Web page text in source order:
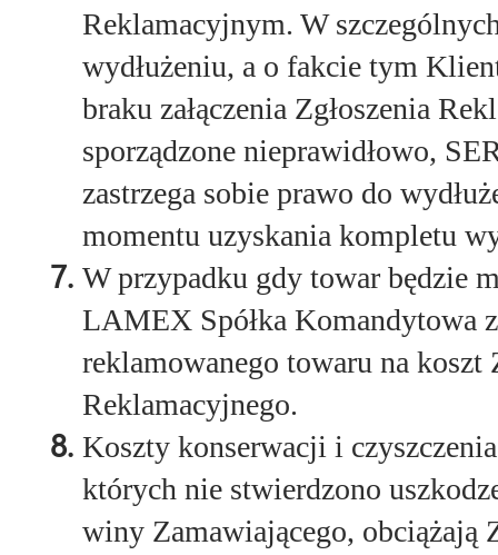
Reklamacyjnym. W
wydłużeniu, a o fakcie tym
braku załączenia Zgłoszenia
sporządzone nieprawidłowo,
zastrzega sobie prawo do
momentu uzyskania kompletu
W przypadku gdy towar będzie
LAMEX Spółka Komandytowa
reklamowanego towaru na koszt
Reklamacyjnego.
Koszty konserwacji i
których nie stwierdzono
winy Zamawiającego, obciążają